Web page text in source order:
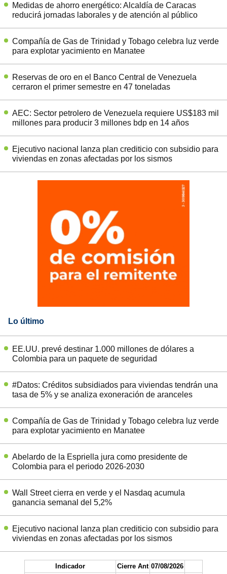
Medidas de ahorro energético: Alcaldía de Caracas
reducirá jornadas laborales y de atención al público
Compañía de Gas de Trinidad y Tobago celebra luz verde
para explotar yacimiento en Manatee
Reservas de oro en el Banco Central de Venezuela
cerraron el primer semestre en 47 toneladas
AEC: Sector petrolero de Venezuela requiere US$183 mil
millones para producir 3 millones bdp en 14 años
Ejecutivo nacional lanza plan crediticio con subsidio para
viviendas en zonas afectadas por los sismos
Lo último
EE.UU. prevé destinar 1.000 millones de dólares a
Colombia para un paquete de seguridad
#Datos: Créditos subsidiados para viviendas tendrán una
tasa de 5% y se analiza exoneración de aranceles
Compañía de Gas de Trinidad y Tobago celebra luz verde
para explotar yacimiento en Manatee
Abelardo de la Espriella jura como presidente de
Colombia para el periodo 2026-2030
Wall Street cierra en verde y el Nasdaq acumula
ganancia semanal del 5,2%
Ejecutivo nacional lanza plan crediticio con subsidio para
viviendas en zonas afectadas por los sismos
Indicador Cierre Ant 07/08/2026